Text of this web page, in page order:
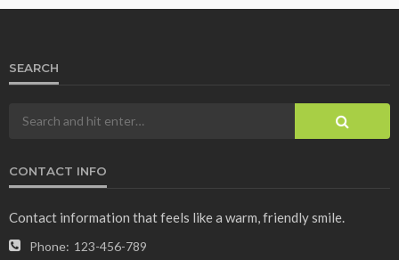
SEARCH
CONTACT INFO
Contact information that feels like a warm, friendly smile.
Phone: 123-456-789